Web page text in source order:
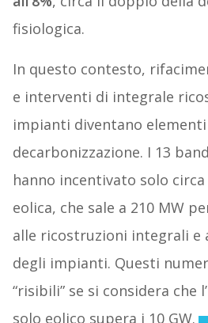
fisiologica.
In questo contesto,
e interventi di integrale
impianti diventano
decarbonizzazione. I 13
hanno incentivato solo
eolica, che sale a 210 MW
alle ricostruzioni integrali e
degli impianti. Questi
“risibili” se si considera che
solo eolico supera i 10 GW.